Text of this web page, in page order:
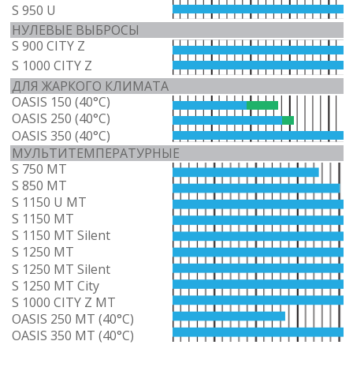
S 950 U
НУЛЕВЫЕ ВЫБРОСЫ
S 900 CITY Z
S 1000 CITY Z
ДЛЯ ЖАРКОГО КЛИМАТА
OASIS 150 (40°C)
OASIS 250 (40°C)
OASIS 350 (40°C)
МУЛЬТИТЕМПЕРАТУРНЫЕ
S 750 MT
S 850 MT
S 1150 U MT
S 1150 MT
S 1150 MT Silent
S 1250 MT
S 1250 MT Silent
S 1250 MT City
S 1000 CITY Z MT
OASIS 250 MT (40°C)
OASIS 350 MT (40°C)